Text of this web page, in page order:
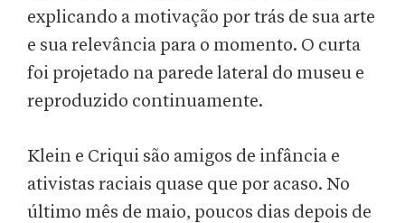
explicando a motivação por trás de sua arte
e sua relevância para o momento. O curta
foi projetado na parede lateral do museu e
reproduzido continuamente.
Klein e Criqui são amigos de infância e
ativistas raciais quase que por acaso. No
último mês de maio, poucos dias depois de